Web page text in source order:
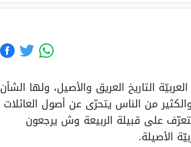
التاريخ العريق والأصيل، ولها الشأن
من الناس يتحرّى عن أصول العائلات
على قبيلة الربيعة وش يرجعون
الأصيلة.